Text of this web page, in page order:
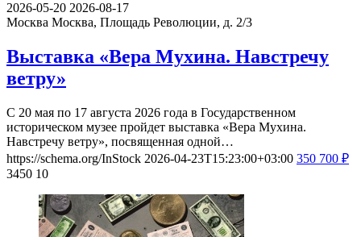
2026-05-20 2026-08-17
Москва Москва, Площадь Революции, д. 2/3
Выставка «Вера Мухина. Навстречу
ветру»
С 20 мая по 17 августа 2026 года в Государственном
историческом музее пройдет выставка «Вера Мухина.
Навстречу ветру», посвященная одной…
https://schema.org/InStock 2026-04-23T15:23:00+03:00 350 700 ₽
3450 10